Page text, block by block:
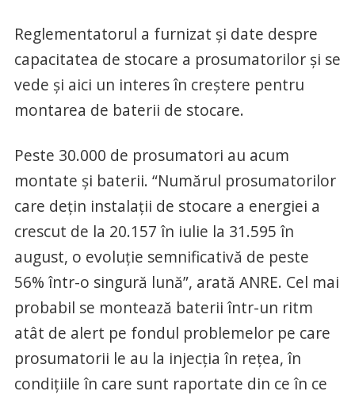
Reglementatorul a furnizat și date despre
capacitatea de stocare a prosumatorilor și se
vede și aici un interes în creștere pentru
montarea de baterii de stocare.
Peste 30.000 de prosumatori au acum
montate și baterii. “Numărul prosumatorilor
care dețin instalații de stocare a energiei a
crescut de la 20.157 în iulie la 31.595 în
august, o evoluție semnificativă de peste
56% într-o singură lună”, arată ANRE. Cel mai
probabil se montează baterii într-un ritm
atât de alert pe fondul problemelor pe care
prosumatorii le au la injecția în rețea, în
condițiile în care sunt raportate din ce în ce